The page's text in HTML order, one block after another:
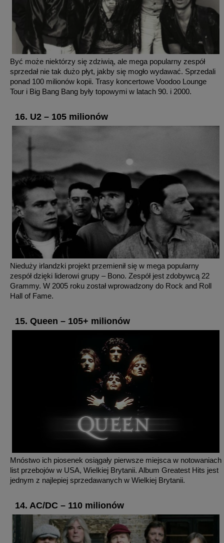
Być może niektórzy się zdziwią, ale mega popularny zespół
sprzedał nie tak dużo płyt, jakby się mogło wydawać. Sprzedali
ponad 100 milionów kopii. Trasy koncertowe Voodoo Lounge
Tour i Big Bang Bang były topowymi w latach 90. i 2000.
16. U2 – 105 milionów
Nieduży irlandzki projekt przemienił się w mega popularny
zespół dzięki liderowi grupy – Bono. Zespół jest zdobywcą 22
Grammy. W 2005 roku został wprowadzony do Rock and Roll
Hall of Fame.
15. Queen – 105+ milionów
Mnóstwo ich piosenek osiągały pierwsze miejsca w notowaniach
list przebojów w USA, Wielkiej Brytanii. Album Greatest Hits jest
jednym z najlepiej sprzedawanych w Wielkiej Brytanii.
14. AC/DC – 110 milionów